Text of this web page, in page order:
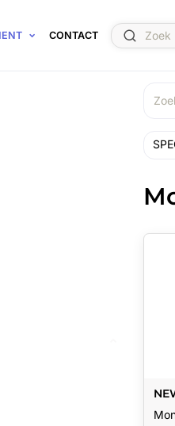
CONTACT